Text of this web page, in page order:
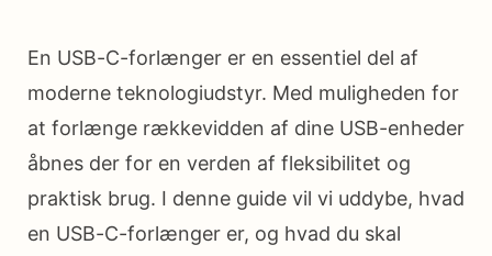
En USB-C-forlænger er en essentiel del af
moderne teknologiudstyr. Med muligheden for
at forlænge rækkevidden af dine USB-enheder
åbnes der for en verden af fleksibilitet og
praktisk brug. I denne guide vil vi uddybe, hvad
en USB-C-forlænger er, og hvad du skal